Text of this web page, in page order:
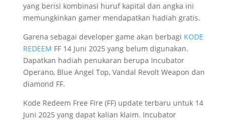
yang berisi kombinasi huruf kapital dan angka ini
memungkinkan gamer mendapatkan hadiah gratis.
Garena sebagai developer game akan berbagi KODE
REDEEM FF 14 Juni 2025 yang belum digunakan.
Dapatkan hadiah penukaran berupa Incubator
Operano, Blue Angel Top, Vandal Revolt Weapon dan
diamond FF.
Kode Redeem Free Fire (FF) update terbaru untuk 14
Juni 2025 yang dapat kalian klaim. Incubator